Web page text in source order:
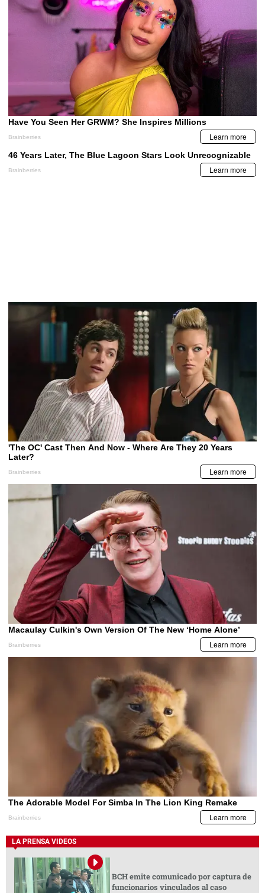
LA PRENSA VIDEOS
BCH emite comunicado por captura de
funcionarios vinculados al caso